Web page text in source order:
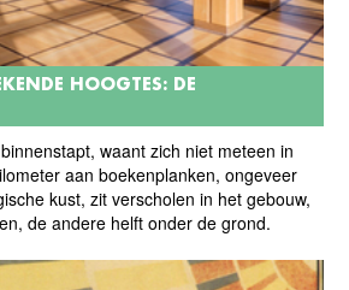
HOOGTES: DE
waant zich niet meteen in
aan boekenplanken, ongeveer
kust, zit verscholen in het gebouw,
de andere helft onder de grond.